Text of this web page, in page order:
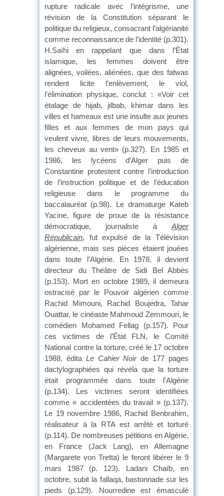
rupture radicale avec l’intégrisme, une
révision de la Constitution séparant le
politique du religieux, consacrant l’algérianité
comme reconnaissance de l’identité (p.301).
H.Saïhi en rappelant que dans l’État
islamique, les femmes doivent être
alignées, voilées, aliénées, que des fatwas
rendent licite l’enlèvement, le viol,
l’élimination physique, conclut : «Voir cet
étalage de hijab, jilbab, khimar dans les
villes et hameaux est une insulte aux jeunes
filles et aux femmes de mon pays qui
veulent vivre, libres de leurs mouvements,
les cheveux au vent» (p.327). En 1985 et
1986, les lycéens d’Alger puis de
Constantine protestent contre l’introduction
de l’instruction politique et de l’éducation
religieuse dans le programme du
baccalauréat (p.98). Le dramaturge Kateb
Yacine, figure de proue de la résistance
démocratique, journaliste à Alger
Républicain, fut expulsé de la Télévision
algérienne, mais ses pièces étaient jouées
dans toute l’Algérie. En 1978, il devient
directeur du Théâtre de Sidi Bel Abbès
(p.153). Mort en octobre 1989, il demeura
ostracisé par le Pouvoir algérien comme
Rachid Mimouni, Rachid Boujedra, Tahar
Ouattar, le cinéaste Mahmoud Zemmouri, le
comédien Mohamed Fellag (p.157). Pour
ces victimes de l’État FLN, le Comité
National contre la torture, créé le 17 octobre
1988, édita Le Cahier Noirde 177 pages
dactylographiées qui révéla que la torture
était programmée dans toute l’Algérie
(p.134). Les victimes seront identifiées
comme « accidentées du travail » (p.137).
Le 19 novembre 1986, Rachid Benbrahim,
réalisateur à la RTA est arrêté et torturé
(p.114). De nombreuses pétitions en Algérie,
en France (Jack Lang), en Allemagne
(Margarete von Tretta) le feront libérer le 9
mars 1987 (p. 123). Ladani Chaïb, en
octobre, subit la fallaqa, bastonnade sur les
pieds (p.129). Nourredine est émasculé